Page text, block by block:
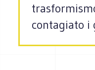
contagiato i